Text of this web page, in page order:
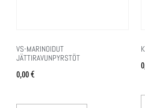
VS-MARINOIDUT
JÄTTIRAVUNPYRSTÖT
0,00€